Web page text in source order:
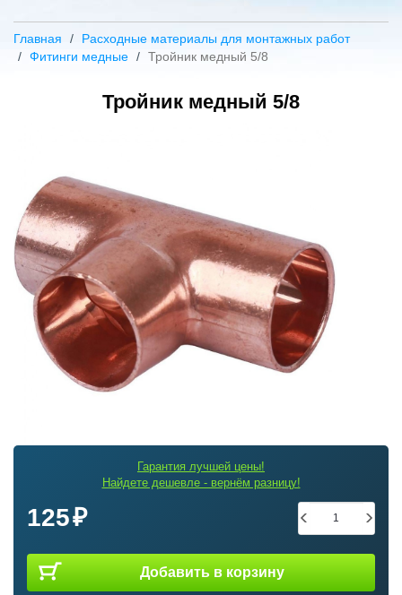
Главная
Расходные материалы для монтажных работ
Фитинги медные
Тройник медный 5/8
Тройник медный 5/8
Гарантия лучшей цены!
Найдете дешевле - вернём разницу!
125
Добавить в корзину